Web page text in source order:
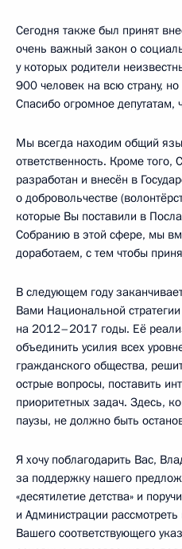
Сегодня также был принят
очень важный закон о
у которых родители
900 человек на всю страну,
Спасибо огромное депутатам,
Мы всегда находим общий
ответственность. Кроме
разработан и внесён в
о добровольчестве
которые Вы поставили в
Собранию в этой сфере, мы
доработаем, с тем чтобы
В следующем году
Вами Национальной
на 2012–2017 годы. Её
объединить усилия всех
гражданского общества,
острые вопросы, поставить
приоритетных задач. Здесь,
паузы, не должно быть
Я хочу поблагодарить Вас,
за поддержку нашего
«десятилетие детства» и
и Администрации
Вашего соответствующего